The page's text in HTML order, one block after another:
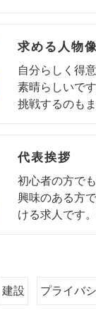
求める人物
自分らしく得
素晴らしいで
挑戦するのも
代表挨拶
初心者の方で
興味のある方
ける求人です
建設 プライバ